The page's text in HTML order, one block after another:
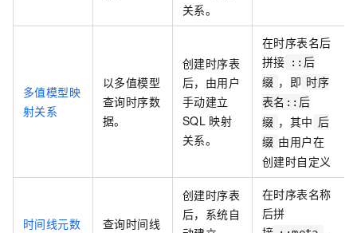
关系。
多值模型映
射关系
以多值模型
查询时序数
据。
创建时序表
后，由用户
手动建立
SQL 映射
关系。
在时序表名后
拼接
::后
缀 ，即 时序
表名::后
缀 ，其中 后
缀 由用户在
创建时自定义
时间线元数
查询时间线
创建时序表
后，系统自
在时序表名称
后拼